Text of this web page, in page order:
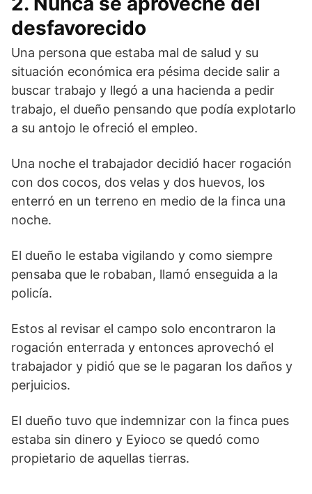
desfavorecido
Una persona que estaba mal de salud y su
situación económica era pésima decide salir a
buscar trabajo y llegó a una hacienda a pedir
trabajo, el dueño pensando que podía explotarlo
a su antojo le ofreció el empleo.
Una noche el trabajador decidió hacer rogación
con dos cocos, dos velas y dos huevos, los
enterró en un terreno en medio de la finca una
noche.
El dueño le estaba vigilando y como siempre
pensaba que le robaban, llamó enseguida a la
policía.
Estos al revisar el campo solo encontraron la
rogación enterrada y entonces aprovechó el
trabajador y pidió que se le pagaran los daños y
perjuicios.
El dueño tuvo que indemnizar con la finca pues
estaba sin dinero y Eyioco se quedó como
propietario de aquellas tierras.